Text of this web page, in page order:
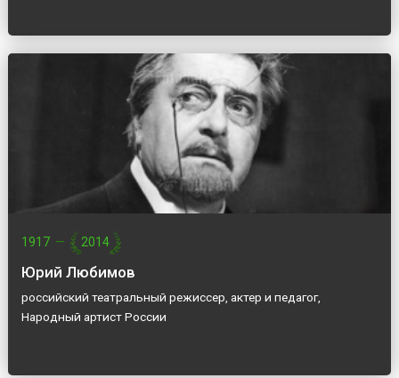
1917 — 2014
Юрий Любимов
российский театральный режиссер, актер и педагог,
Народный артист России